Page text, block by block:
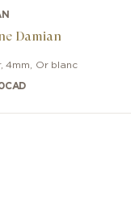
Damian
,4mm Or blanc
CAD